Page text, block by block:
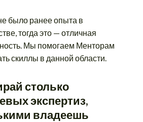
было ранее опыта в
тогда это — отличная
Мы помогаем Менторам
скиллы в данной области.
столько
экспертиз,
владеешь